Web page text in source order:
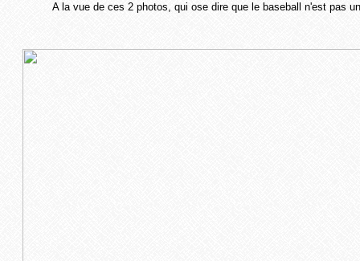
A la vue de ces 2 photos, qui ose dire que le baseball n'est pas